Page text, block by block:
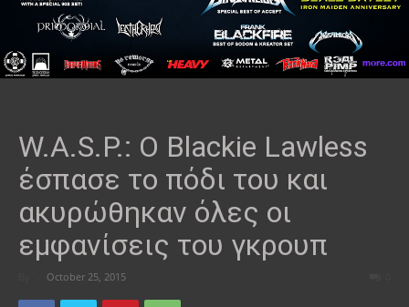
W.A.S.P.: O Blackie Lawless
έσπασε το πόδι του και
ακυρώθηκαν όλες οι
εμφανίσεις του γκρουπ
October 25, 2015